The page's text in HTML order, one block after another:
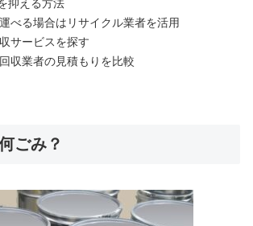
抑える方法
べる場合はリサイクル業者を活用
サービスを探す
収業者の見積もりを比較
ごみ？